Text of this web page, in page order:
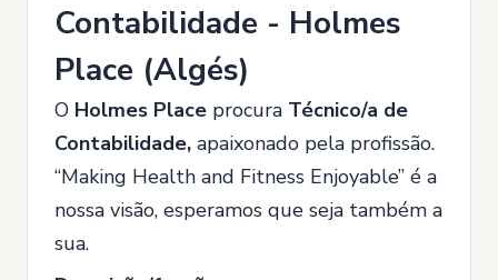
Contabilidade - Holmes
Place (Algés)
O Holmes Place procura Técnico/a de
Contabilidade, apaixonado pela profissão.
“Making Health and Fitness Enjoyable” é a
nossa visão, esperamos que seja também a
sua.